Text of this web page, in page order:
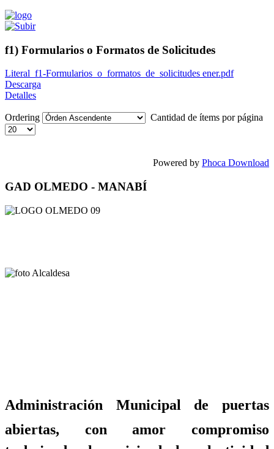
f1) Formularios o Formatos de Solicitudes
Literal_f1-Formularios_o_formatos_de_solicitudes ener.pdf
Descarga
Detalles
Ordering Cantidad de ítems por página
Powered by Phoca Download
GAD OLMEDO - MANABÍ
Administración Municipal de puertas
abiertas, con amor compromiso